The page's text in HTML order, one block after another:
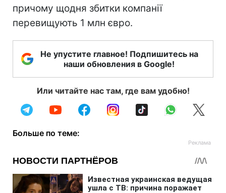
причому щодня збитки компанії
перевищують 1 млн євро.
Не упустите главное! Подпишитесь на
наши обновления в Google!
Или читайте нас там, где вам удобно!
Больше по теме: